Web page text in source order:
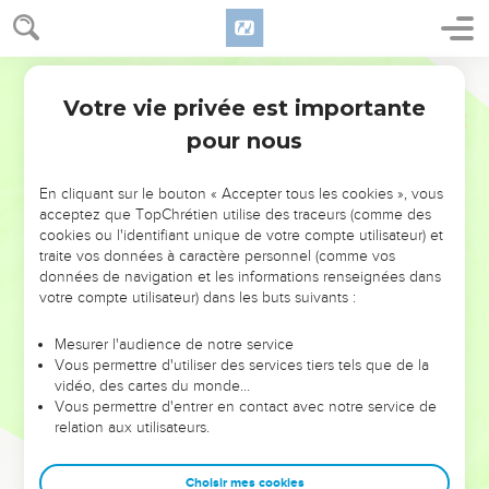
NE MANQUEZ PAS L’ÉVÉNEMENT
DE L’ANNÉE !
ET SI LEURS ERREURS POUVAIENT VOUS ÉVITER LES
VOTRES ?
leur foi ou leur vision. Mais on voit moins les doutes, les erreurs
et les saisons difficiles qu'ils ont traversés, alors même que ce
sont elles qui les ont façonnés.
Dans cette conférence, leaders, entrepreneurs, et responsables
clés pour avancer avec plus de sagesse afin que leurs erreurs
Votre vie privée est importante
pour nous
En cliquant sur le bouton « Accepter tous les cookies », vous
acceptez que TopChrétien utilise des traceurs (comme des
cookies ou l'identifiant unique de votre compte utilisateur) et
traite vos données à caractère personnel (comme vos
données de navigation et les informations renseignées dans
votre compte utilisateur) dans les buts suivants :
Mesurer l'audience de notre service
Vous permettre d'utiliser des services tiers tels que de la
vidéo, des cartes du monde…
Vous permettre d'entrer en contact avec notre service de
relation aux utilisateurs.
Choisir mes cookies